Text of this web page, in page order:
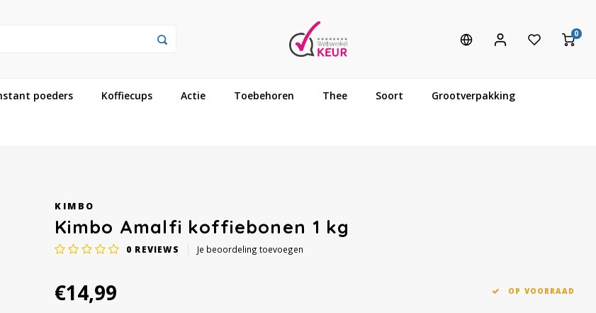
0
poeders Koffiecups Actie Toebehoren Thee Soort Grootverpakking
KIMBO
Kimbo Amalfi koffiebonen 1 kg
0 REVIEWS Je beoordeling toevoegen
€14,99 OP VOORRAAD